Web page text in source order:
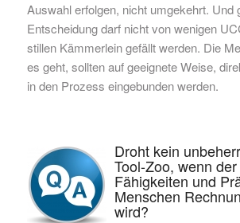
Auswahl erfolgen, nicht umgekehrt. Und
Entscheidung darf nicht von wenigen
stillen Kämmerlein gefällt werden. Die
es geht, sollten auf geeignete Weise,
in den Prozess eingebunden werden.
Droht kein
Tool-Zoo, wenn
Fähigkeiten und
Menschen
wird?